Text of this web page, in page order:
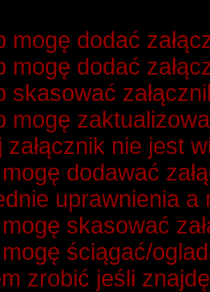
mogę dodać
mogę dodać
skasować
mogę
załącznik nie jest
dodawać
uprawnienia a
skasować
ściągać/
zrobić jeśli